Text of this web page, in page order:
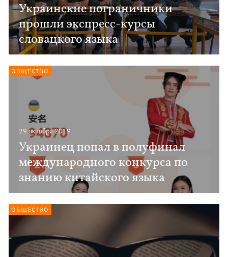
Украинские пограничники
прошли экспресс-курсы
словацкого языка
29 октября 2019
Украинец попал в полуфинал
международного конкурса по
знанию китайского языка
ОБЩЕСТВО
ОБЩЕСТВО